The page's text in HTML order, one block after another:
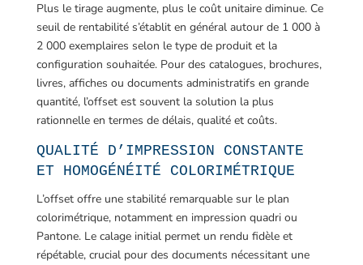
Plus le tirage augmente, plus le coût unitaire diminue. Ce
seuil de rentabilité s’établit en général autour de 1 000 à
2 000 exemplaires selon le type de produit et la
configuration souhaitée. Pour des catalogues, brochures,
livres, affiches ou documents administratifs en grande
quantité, l’offset est souvent la solution la plus
rationnelle en termes de délais, qualité et coûts.
QUALITÉ D’IMPRESSION CONSTANTE
ET HOMOGÉNÉITÉ COLORIMÉTRIQUE
L’offset offre une stabilité remarquable sur le plan
colorimétrique, notamment en impression quadri ou
Pantone. Le calage initial permet un rendu fidèle et
répétable, crucial pour des documents nécessitant une